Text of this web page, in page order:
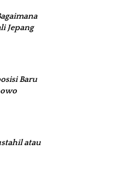
Jepang
Baru
atau